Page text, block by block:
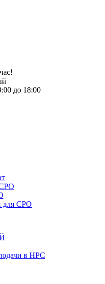
до 18:00
для СРО
в НРС